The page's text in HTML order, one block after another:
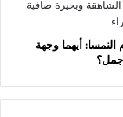
أيهما وجهة